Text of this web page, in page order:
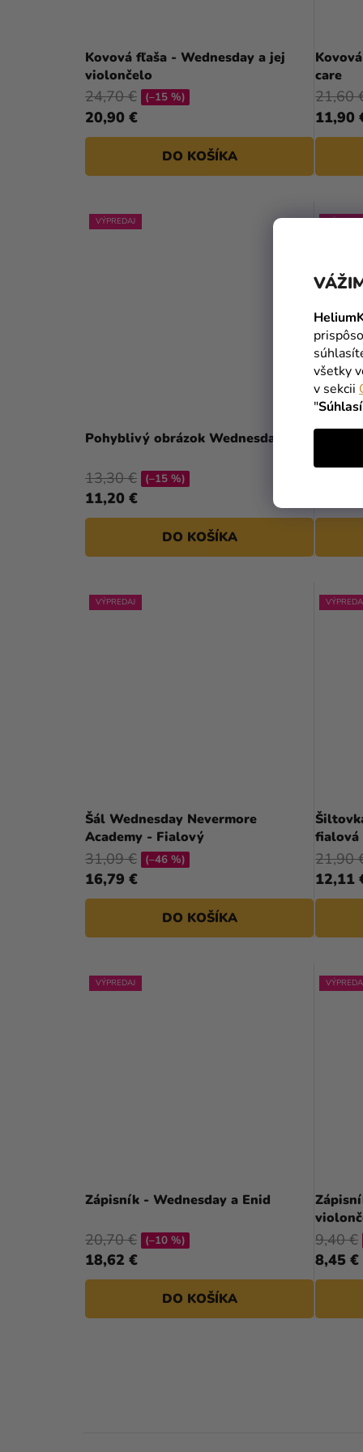
všetky
v sekcii
"
Kovová fľaša - Wednesday a jej
violončelo
20,90 €
24,70 € (–15 %)
DO KOŠÍKA
care
11,90
21,60
VÝPREDAJ
Pohyblivý obrázok Wednesday
11,20 €
13,30 € (–15 %)
DO KOŠÍKA
VÝPREDAJ
Šál Wednesday Nevermore
Academy - Fialový
16,79 €
31,09 € (–46 %)
DO KOŠÍKA
fialová
12,11
21,90
VÝPREDAJ
Zápisník - Wednesday a Enid
18,62 €
20,70 € (–10 %)
DO KOŠÍKA
8,45 €
9,40 €